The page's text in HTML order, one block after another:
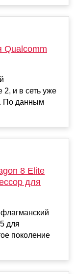
Qualcomm
2, и в сеть уже
По данным
8 Elite
для
для
поколение